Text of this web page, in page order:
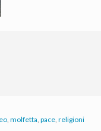
, molfetta, pace, religioni